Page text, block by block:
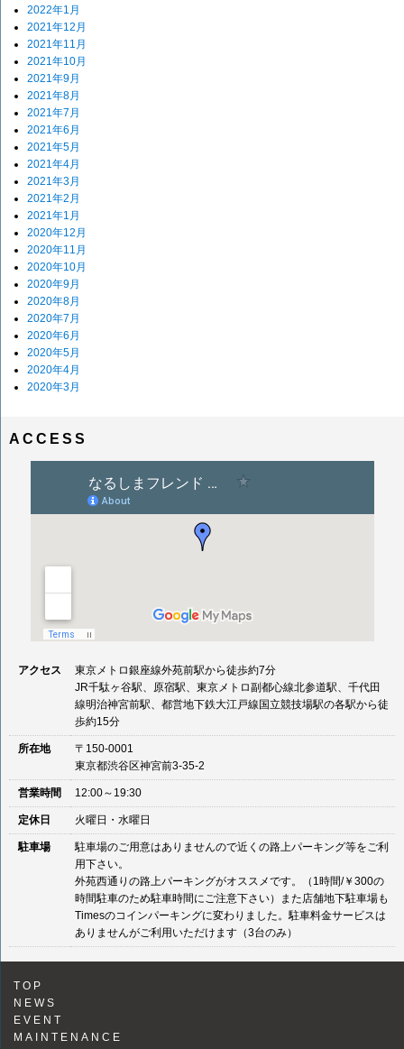
2022年1月
2021年12月
2021年11月
2021年10月
2021年9月
2021年8月
2021年7月
2021年6月
2021年5月
2021年4月
2021年3月
2021年2月
2021年1月
2020年12月
2020年11月
2020年10月
2020年9月
2020年8月
2020年7月
2020年6月
2020年5月
2020年4月
2020年3月
ACCESS
アクセス
東京メトロ銀座線外苑前駅から徒歩約7分
JR千駄ヶ谷駅、原宿駅、東京メトロ副都心線北参道駅、千代田
線明治神宮前駅、都営地下鉄大江戸線国立競技場駅の各駅から徒
歩約15分
所在地
〒150-0001
東京都渋谷区神宮前3-35-2
営業時間 12:00～19:30
定休日 火曜日・水曜日
駐車場
駐車場のご用意はありませんので近くの路上パーキング等をご利
用下さい。
外苑西通りの路上パーキングがオススメです。（1時間/￥300の
時間駐車のため駐車時間にご注意下さい）また店舗地下駐車場も
Timesのコインパーキングに変わりました。駐車料金サービスは
ありませんがご利用いただけます（3台のみ）
TOP
NEWS
EVENT
MAINTENANCE